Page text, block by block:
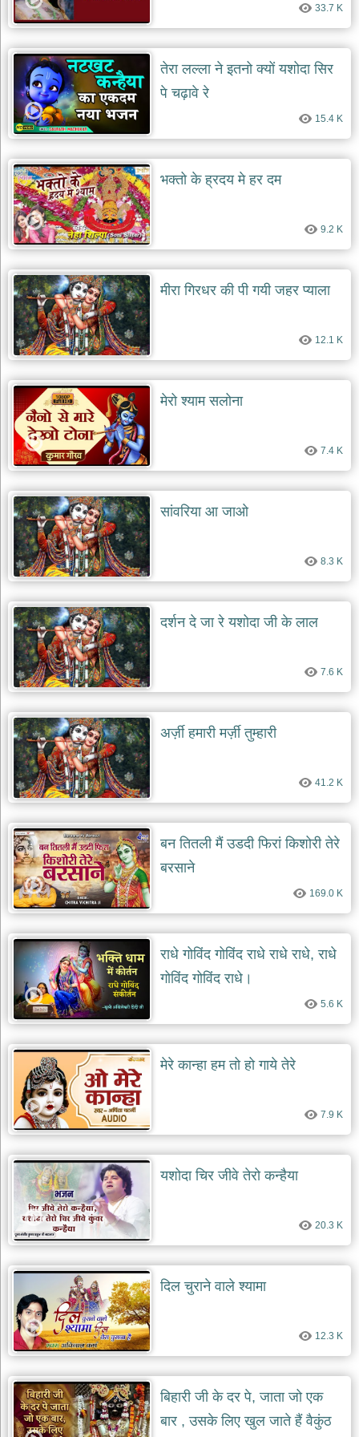
देश
भक्ति
भजन
patriotic
bhajans
खाटू
श्याम
khatu
shaym
bhajans
रानी
सती
दादी
rani
sati
dadi
bhajans
बावा
लाल
दयाल
भजन
bawa
lal
dayal
bhajans
शनि
देव
भजन
shani
dev
bhajans
आज
का
भजन
bhajan
of
the
day
भजन
जोड़ें
add
33.7 K
तेरा लल्ला ने इतनो क्यों यशोदा सिर
पे चढ़ावे रे
15.4 K
भक्तो के ह्रदय मे हर दम
9.2 K
मीरा गिरधर की पी गयी जहर प्याला
12.1 K
मेरो श्याम सलोना
7.4 K
सांवरिया आ जाओ
8.3 K
दर्शन दे जा रे यशोदा जी के लाल
7.6 K
अर्ज़ी हमारी मर्ज़ी तुम्हारी
41.2 K
बन तितली मैं उडदी फिरां किशोरी तेरे
बरसाने
169.0 K
राधे गोविंद गोविंद राधे राधे राधे, राधे
गोविंद गोविंद राधे।
5.6 K
मेरे कान्हा हम तो हो गाये तेरे
7.9 K
यशोदा चिर जीवे तेरो कन्हैया
20.3 K
दिल चुराने वाले श्यामा
12.3 K
बिहारी जी के दर पे, जाता जो एक
बार , उसके लिए खुल जाते हैं वैकुंठ